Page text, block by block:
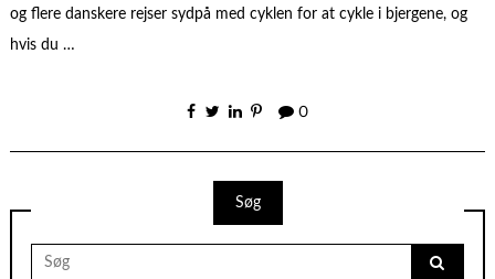
og flere danskere rejser sydpå med cyklen for at cykle i bjergene, og
hvis du …
0
Søg
Search
for: